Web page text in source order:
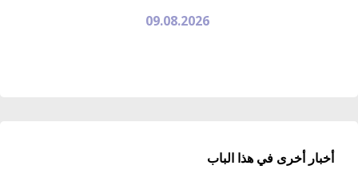
09.08.2026
أخبار أخرى في هذا الباب